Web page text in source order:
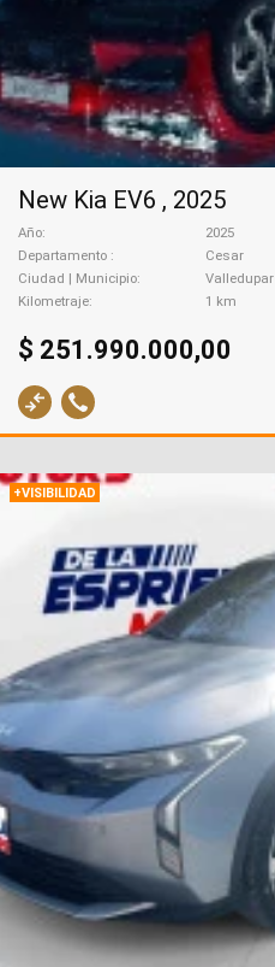
New Kia EV6 , 2025
Año
2025
Departamento
Cesar
Ciudad | Municipio
Valledupar
Kilometraje
1 km
$ 251.990.000,00
+VISIBILIDAD